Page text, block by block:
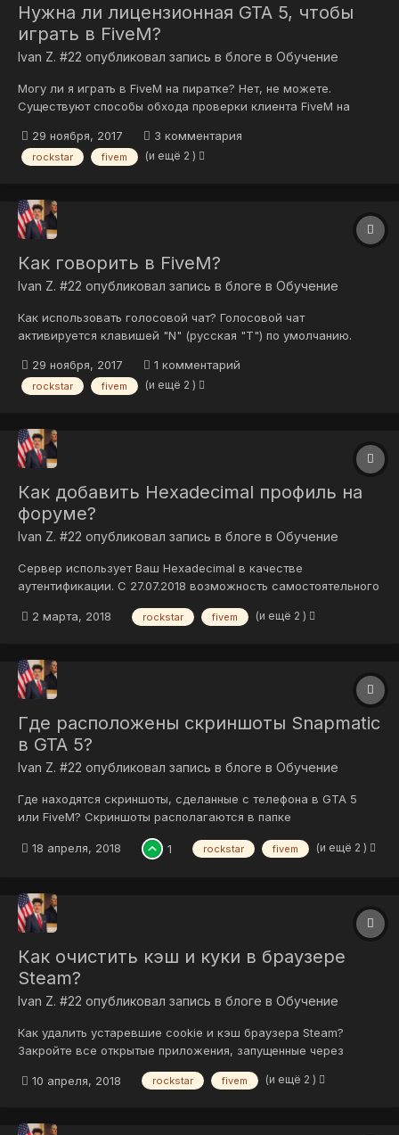
Нужна ли лицензионная GTA 5, чтобы
играть в FiveM?
Ivan Z. #22 опубликовал запись в блоге в Обучение
Могу ли я играть в FiveM на пиратке? Нет, не можете.
Существуют способы обхода проверки клиента FiveM на
не менее, мы не рекомендуем пользоваться FiveM на
пиратской версии игры ввиду полного отсутствия
29 ноября, 2017 3 комментария
rockstar fivem (и ещё 2 )
Как говорить в FiveM?
Ivan Z. #22 опубликовал запись в блоге в Обучение
Как использовать голосовой чат? Голосовой чат
активируется клавишей "N" (русская "Т") по умолчанию.
29 ноября, 2017 1 комментарий
rockstar fivem (и ещё 2 )
Как добавить Hexadecimal профиль на
форуме?
Ivan Z. #22 опубликовал запись в блоге в Обучение
Сервер использует Ваш Hexadecimal в качестве
аутентификации. С 27.07.2018 возможность самостоятельного
изменяется и редактируется администрацией. Чтобы его
верхней части с...
2 марта, 2018 rockstar fivem (и ещё 2 )
Где расположены скриншоты Snapmatic
в GTA 5?
Ivan Z. #22 опубликовал запись в блоге в Обучение
Где находятся скриншоты, сделанные с телефона в GTA 5
или FiveM? Скриншоты располагаются в папке
начинаются с PGTA. Они хранятся в формате Snapmatic
18 апреля, 2018 1 rockstar fivem (и ещё 2 )
Как очистить кэш и куки в браузере
Steam?
Ivan Z. #22 опубликовал запись в блоге в Обучение
Как удалить устаревшие cookie и кэш браузера Steam?
Закройте все открытые приложения, запущенные через
(верхнее меню); Перейдите во вкладку "Браузер" и нажмите
браузера";...
10 апреля, 2018 rockstar fivem (и ещё 2 )